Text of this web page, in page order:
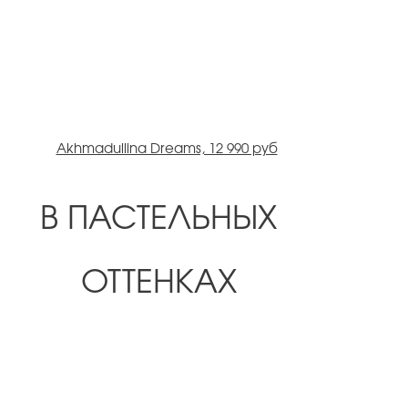
Akhmadullina Dreams, 12 990 руб
В ПАСТЕЛЬНЫХ
ОТТЕНКАХ